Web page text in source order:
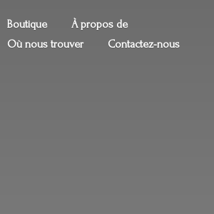
Boutique
À propos de
Où nous trouver
Contactez-nous